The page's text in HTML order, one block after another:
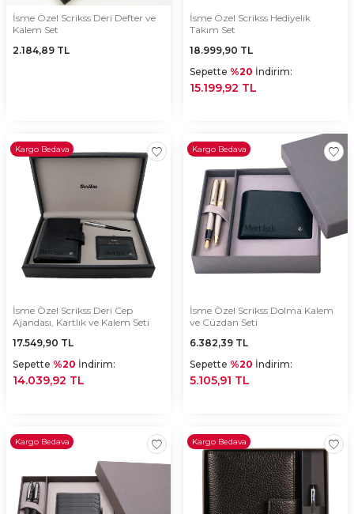
İsme Özel Scrikss Deri Defter ve
Kalem Set
2.184,89 TL
İsme Özel Scrikss Hediyelik
Takım Set
18.999,90 TL
Sepette %20 İndirim:
15.199,92 TL
Kargo Bedava
İsme Özel Scrikss Deri Cep
Ajandası, Kartlık ve Kalem Seti
17.549,90 TL
Sepette %20 İndirim:
14.039,92 TL
Kargo Bedava
İsme Özel Scrikss Dolma Kalem
ve Cüzdan Seti
6.382,39 TL
Sepette %20 İndirim:
5.105,91 TL
Kargo Bedava Kargo Bedava